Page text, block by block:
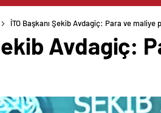
İTO Başkanı Şekib Avdagiç: Para ve maliye
Avdagiç: